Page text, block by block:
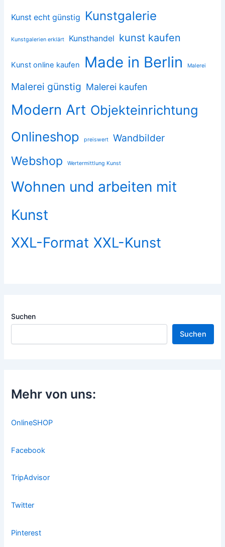
Kunst echt günstig Kunstgalerie
Kunstgalerien erklärt Kunsthandel kunst kaufen
Kunst online kaufen Made in Berlin Malerei
Malerei günstig Malerei kaufen
Modern Art Objekteinrichtung
Onlineshop
preiswert Wandbilder
Webshop Wertermittlung Kunst
Wohnen und arbeiten mit
Kunst
XXL-Format XXL-Kunst
Suchen
Suchen
Mehr von uns:
OnlineSHOP
Facebook
TripAdvisor
Twitter
Pinterest